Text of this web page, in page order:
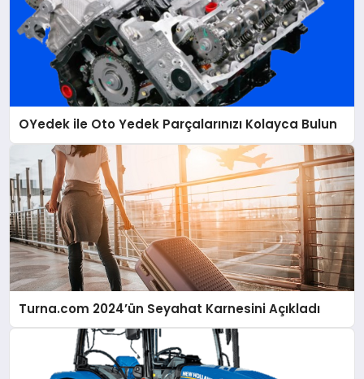
OYedek ile Oto Yedek Parçalarınızı Kolayca Bulun
Turna.com 2024’ün Seyahat Karnesini Açıkladı